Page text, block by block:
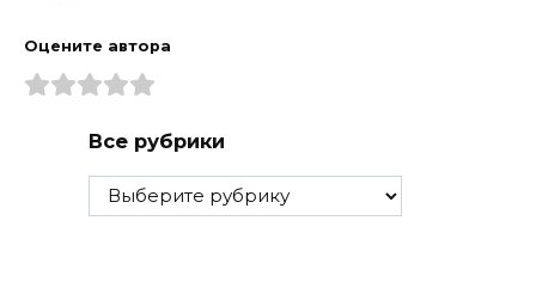
Оцените автора
Все рубрики
Все
рубрики